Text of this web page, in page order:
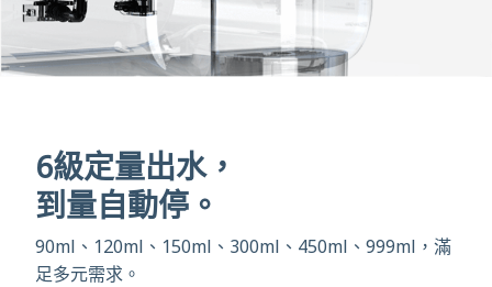
6級定量出水，
到量自動停。
90ml、120ml、150ml、300ml、450ml、999ml，滿
足多元需求。